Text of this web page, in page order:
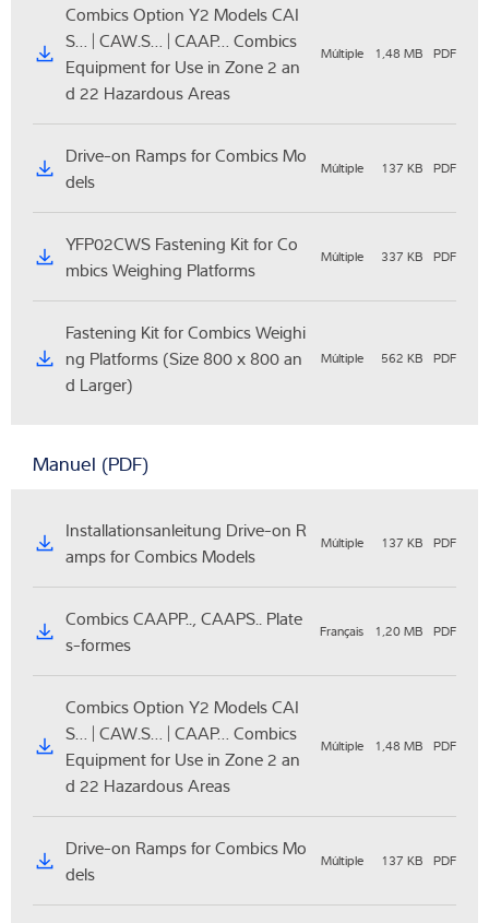
Combics Option Y2 Models CAI
S… | CAW.S… | CAAP… Combics
Equipment for Use in Zone 2 an
d 22 Hazardous Areas
Múltiple 1,48 MB PDF
Drive-on Ramps for Combics Mo
dels
Múltiple 137 KB PDF
YFP02CWS Fastening Kit for Co
mbics Weighing Platforms
Múltiple 337 KB PDF
Fastening Kit for Combics Weighi
ng Platforms (Size 800 x 800 an
d Larger)
Múltiple 562 KB PDF
Manuel (PDF)
Installationsanleitung Drive-on R
amps for Combics Models
Múltiple 137 KB PDF
Combics CAAPP.., CAAPS.. Plate
s-formes
Français 1,20 MB PDF
Combics Option Y2 Models CAI
S… | CAW.S… | CAAP… Combics
Equipment for Use in Zone 2 an
d 22 Hazardous Areas
Múltiple 1,48 MB PDF
Drive-on Ramps for Combics Mo
dels
Múltiple 137 KB PDF